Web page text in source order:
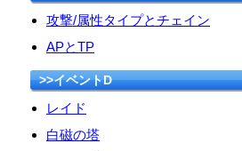
攻撃/属性タイプとチェイン
APとTP
>>イベントD
レイド
白磁の塔